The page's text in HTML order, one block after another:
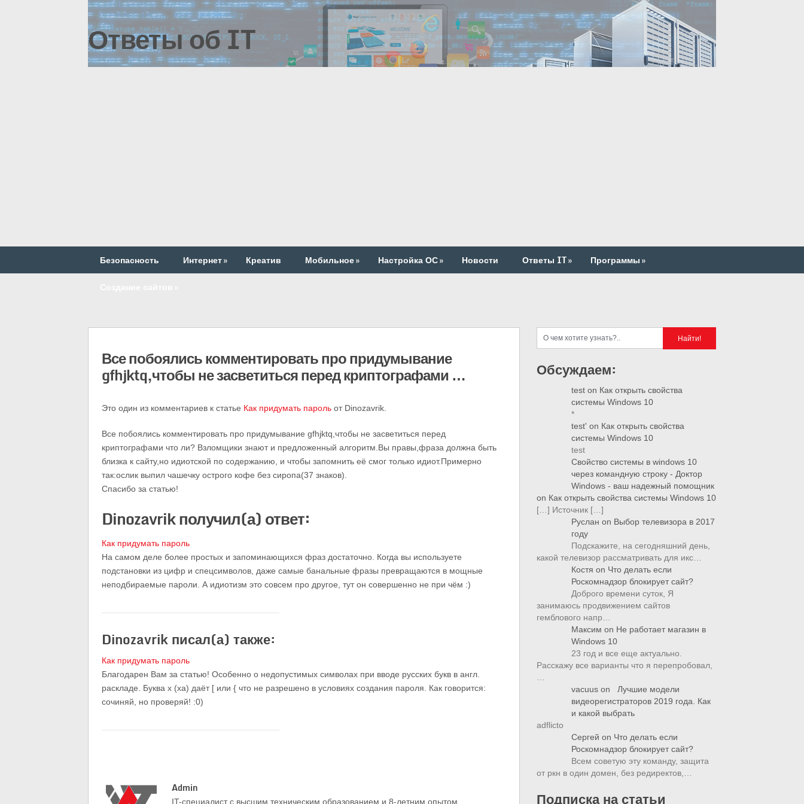
Ответы об IT
Безопасность Интернет» Креатив Мобильное» Настройка ОС» Новости Ответы IT» Программы»
Все побоялись комментировать про придумывание
gfhjktq,чтобы не засветиться перед криптографами …
Это один из комментариев к статье Как придумать пароль от Dinozavrik.
Все побоялись комментировать про придумывание gfhjktq,чтобы не засветиться перед
криптографами что ли? Взломщики знают и предложенный алгоритм.Вы правы,фраза должна быть
близка к сайту,но идиотской по содержанию, и чтобы запомнить её смог только идиот.Примерно
так:ослик выпил чашечку острого кофе без сиропа(37 знаков).
Спасибо за статью!
Dinozavrik получил(а) ответ:
Как придумать пароль
На самом деле более простых и запоминающихся фраз достаточно. Когда вы используете
подстановки из цифр и спецсимволов, даже самые банальные фразы превращаются в мощные
неподбираемые пароли. А идиотизм это совсем про другое, тут он совершенно не при чём :)
Dinozavrik писал(а) также:
Как придумать пароль
Благодарен Вам за статью! Особенно о недопустимых символах при вводе русских букв в англ.
раскладе. Буква х (ха) даёт [ или { что не разрешено в условиях создания пароля. Как говорится:
сочиняй, но проверяй! :0)
Admin
IT-cпециалист с высшим техническим образованием и 8-летним опытом
Обсуждаем:
test on Как открыть свойства
системы Windows 10
*
test' on Как открыть свойства
системы Windows 10
test
Свойство системы в windows 10
через командную строку - Доктор
Windows - ваш надежный помощник
on Как открыть свойства системы Windows 10
[…] Источник […]
Руслан on Выбор телевизора в 2017
году
Подскажите, на сегодняшний день,
какой телевизор рассматривать для икс…
Костя on Что делать если
Роскомнадзор блокирует сайт?
Доброго времени суток, Я
занимаюсь продвижением сайтов
гемблового напр…
Максим on Не работает магазин в
Windows 10
23 год и все еще актуально.
Расскажу все варианты что я перепробовал,
vacuus on
Лучшие модели
видеорегистраторов 2019 года. Как
и какой выбрать
adflicto
Сергей on Что делать если
Роскомнадзор блокирует сайт?
Всем советую эту команду, защита
от ркн в один домен, без редиректов,…
Подписка на статьи